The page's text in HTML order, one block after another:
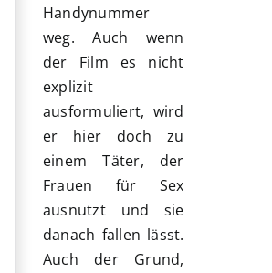
Handynummer
weg. Auch wenn
der Film es nicht
explizit
ausformuliert, wird
er hier doch zu
einem Täter, der
Frauen für Sex
ausnutzt und sie
danach fallen lässt.
Auch der Grund,